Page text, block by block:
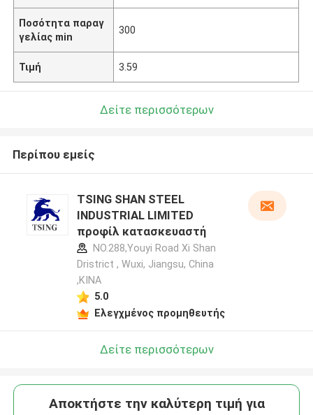
Ποσότητα παραγ
γελίας min
300
Τιμή 3.59
Δείτε περισσότερων
Περίπου εμείς
TSING SHAN STEEL
INDUSTRIAL LIMITED
προφίλ κατασκευαστή
NO.288,Youyi Road Xi Shan
Dristrict , Wuxi, Jiangsu, China
,ΚΙΝΑ
5.0
Ελεγχμένος προμηθευτής
Δείτε περισσότερων
Αποκτήστε την καλύτερη τιμή για